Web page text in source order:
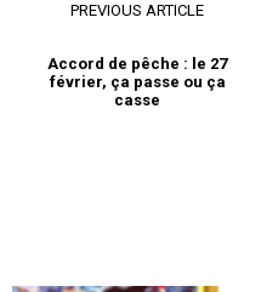
PREVIOUS ARTICLE
Accord de pêche : le 27
février, ça passe ou ça
casse